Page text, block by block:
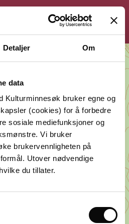
Detaljer Om
data
Kulturminnesøk bruker egne og
(cookies) for å forbedre
sosiale mediefunksjoner og
Vi bruker
brukervennligheten på
Utover nødvendige
du tillater.
Farsund
for å